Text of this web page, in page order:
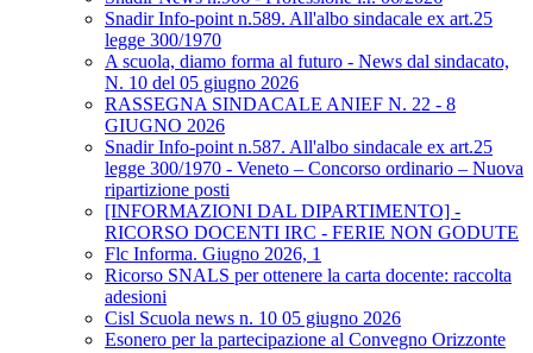
Snadir Info-point n.589. All'albo sindacale ex art.25
legge 300/1970
A scuola, diamo forma al futuro - News dal sindacato,
N. 10 del 05 giugno 2026
RASSEGNA SINDACALE ANIEF N. 22 - 8
GIUGNO 2026
Snadir Info-point n.587. All'albo sindacale ex art.25
legge 300/1970 - Veneto – Concorso ordinario – Nuova
ripartizione posti
[INFORMAZIONI DAL DIPARTIMENTO] -
RICORSO DOCENTI IRC - FERIE NON GODUTE
Flc Informa. Giugno 2026, 1
Ricorso SNALS per ottenere la carta docente: raccolta
adesioni
Cisl Scuola news n. 10 05 giugno 2026
Esonero per la partecipazione al Convegno Orizzonte